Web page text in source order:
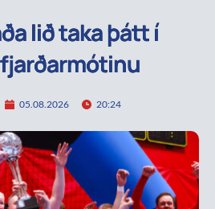
lið taka þátt í
05.08.2026 20:24